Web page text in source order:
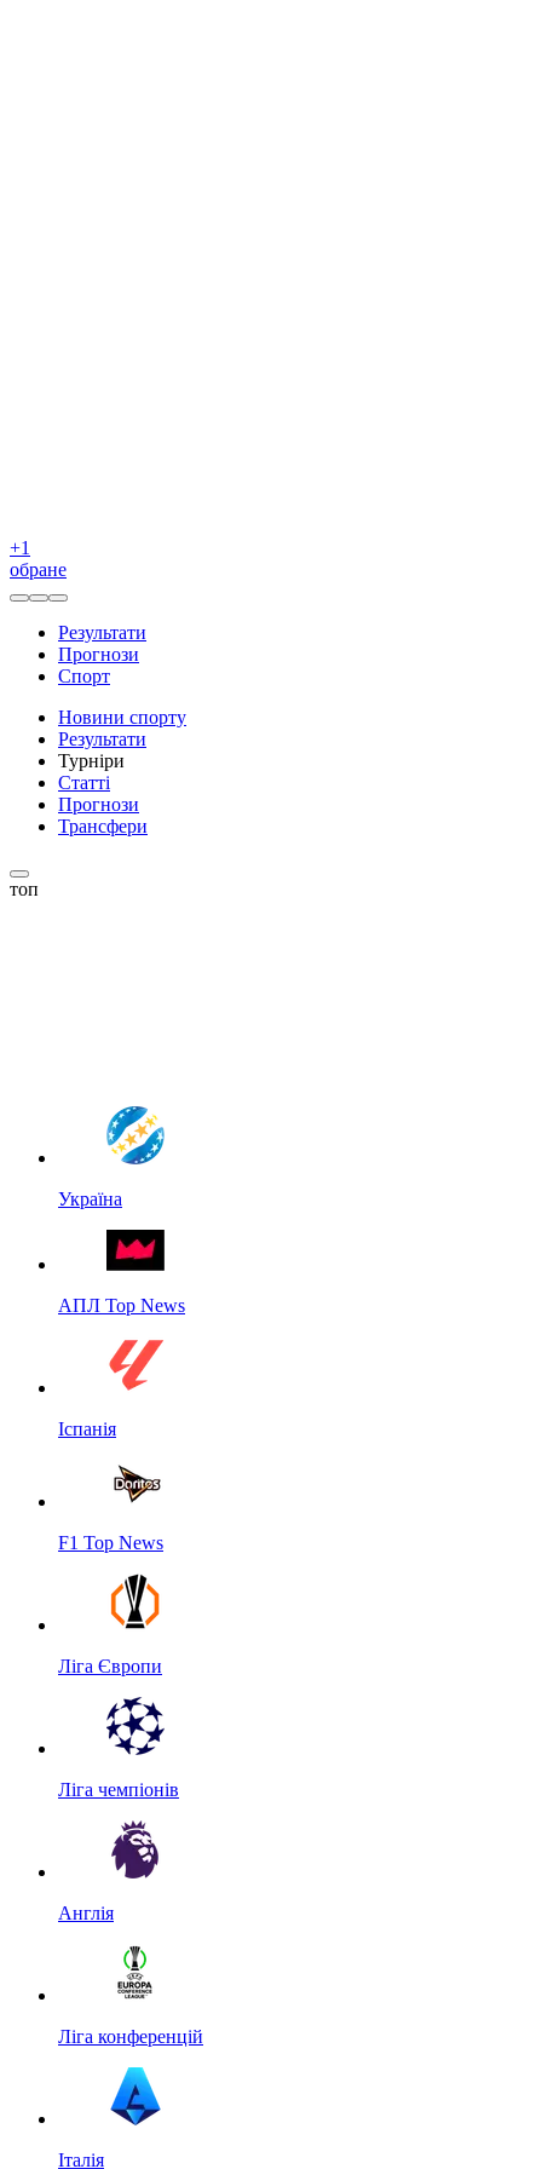
+1
обране
Результати
Прогнози
Спорт
Новини спорту
Результати
Турніри
Статті
Прогнози
Трансфери
топ
Україна
АПЛ Top News
Іспанія
F1 Top News
Ліга Європи
Ліга чемпіонів
Англія
Ліга конференцій
Італія